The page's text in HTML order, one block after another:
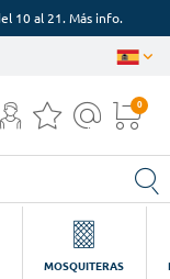
10 al 21. Más info.
0
MOSQUITERAS